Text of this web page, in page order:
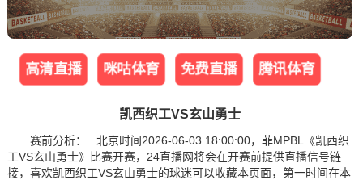
高清直播 咪咕体育 免费直播 腾讯体育
凯西织工VS玄山勇士
赛前分析： 北京时间2026-06-03 18:00:00，菲MPBL《凯西织
工VS玄山勇士》比赛开赛，24直播网将会在开赛前提供直播信号链
接，喜欢凯西织工VS玄山勇士的球迷可以收藏本页面，第一时间在本